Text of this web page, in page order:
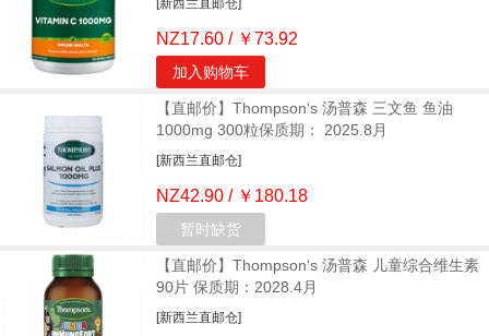
[新西兰直邮仓]
NZ17.60 / ￥73.92
加入购物车
【直邮价】Thompson‘s 汤普森 三文鱼 鱼油
1000mg 300粒保质期： 2025.8月
[新西兰直邮仓]
NZ42.90 / ￥180.18
暂时缺货
【直邮价】Thompson‘s 汤普森 儿童综合维生素
90片 保质期：2028.4月
[新西兰直邮仓]